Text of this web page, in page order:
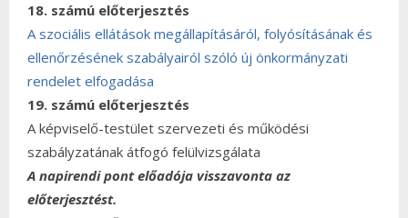
18. számú előterjesztés
A szociális ellátások megállapításáról, folyósításának és
ellenőrzésének szabályairól szóló új önkormányzati
rendelet elfogadása
19. számú előterjesztés
A képviselő-testület szervezeti és működési
szabályzatának átfogó felülvizsgálata
A napirendi pont előadója visszavonta az
előterjesztést.